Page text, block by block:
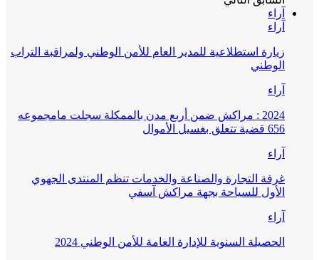
آراء
آراء
زيارة استطلاعية للمدير العام للأمن الوطني ولمراقبة التراب
الوطني
آراء
2024 : مراكش ضمن أربع مدن بالممكلة سجلت مامجموعه
656 قضية تتعلق بغسيل الأموال
آراء
غرفة التجارة والصناعة والخدمات تنظم المنتدى الجهوي
الأول للسياحة بجهة مراكش آسفي
آراء
الحصيلة السنوية للإدارة العامة للأمن الوطني 2024